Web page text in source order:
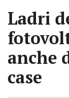
Ladri
anche
case